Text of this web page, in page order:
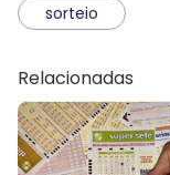
sorteio
Relacionadas